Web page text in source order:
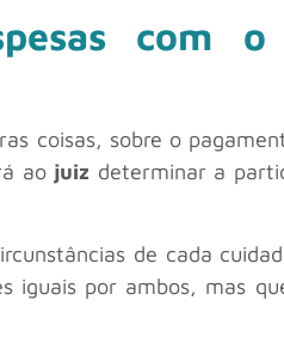
com
coisas, sobre o
ao juiz determinar a
de cada
iguais por ambos, mas